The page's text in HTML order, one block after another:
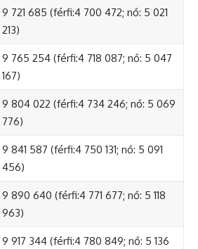
9 721 685 (férfi:4 700 472; nő: 5 021
213)
9 765 254 (férfi:4 718 087; nő: 5 047
167)
9 804 022 (férfi:4 734 246; nő: 5 069
776)
9 841 587 (férfi:4 750 131; nő: 5 091
456)
9 890 640 (férfi:4 771 677; nő: 5 118
963)
9 917 344 (férfi:4 780 849; nő: 5 136